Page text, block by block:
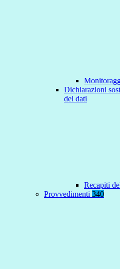
Dichiarazioni
dei dati
Recapiti
Provvedimenti 340